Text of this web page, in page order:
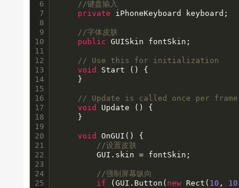
6
7
8
9
10
11
12
13
14
15
16
17
18
19
20
21
22
23
24
25
//键盘输入
private iPhoneKeyboard keyboard;
//字体皮肤
public GUISkin fontSkin;
// Use this for initialization
void
Start () {
// Update is called once per frame
void
Update () {
void
OnGUI() {
//设置皮肤
		GUI.skin = fontSkin;
//强制屏幕纵向
if (GUI.Button( new Rect( 10 , 10